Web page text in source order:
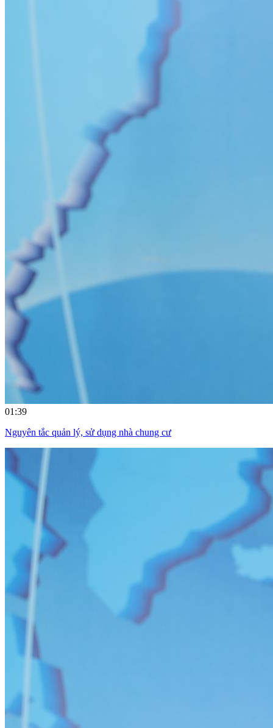
01:39
Nguyên tắc quản lý, sử dụng nhà chung cư